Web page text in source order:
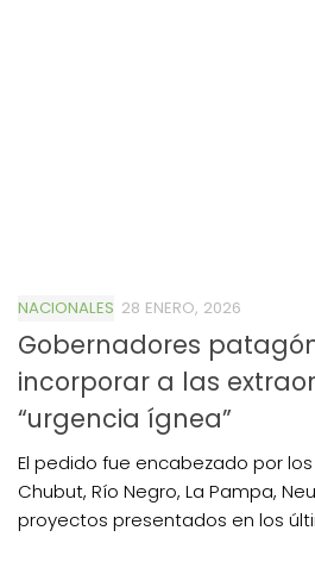
NACIONALES 28 ENERO, 2026
Gobernadores
incorporar a las
“urgencia ígnea”
El pedido fue encabezado por
Chubut, Río Negro, La Pampa,
proyectos presentados en los